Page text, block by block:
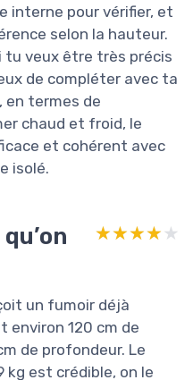
interne pour vérifier, et
selon la hauteur.
tu veux être très précis
de compléter avec ta
en termes de
chaud et froid, le
et cohérent avec
isolé.
★★★★★
★★★★★
un fumoir déjà
environ 120 cm de
de profondeur. Le
kg est crédible, on le